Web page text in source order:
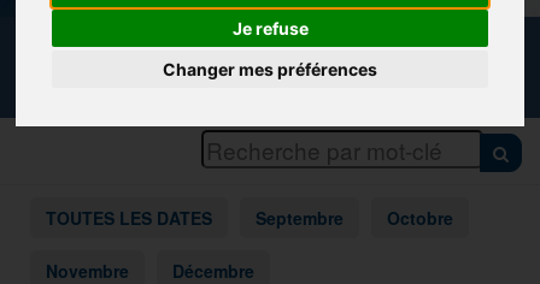
Je refuse
Changer mes préférences
CALENDRIER DES FORMATIONS
TOUTES LES DATES Septembre Octobre
Novembre Décembre